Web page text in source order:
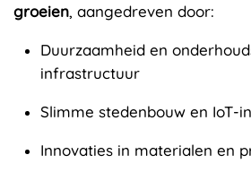
groeien, aangedreven door:
Duurzaamheid en
infrastructuur
Slimme stedenbouw en IoT-
Innovaties in materialen en